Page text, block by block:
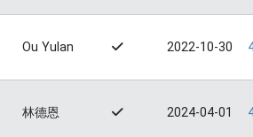
Ou Yulan 2022-10-30
林德恩 2024-04-01